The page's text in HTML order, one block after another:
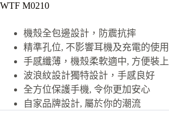
WTF M0210
機殼全包邊設計，防震抗摔
精準孔位, 不影響耳機及充電的使用
手感纖薄，機殼柔軟適中, 方便裝上
波浪紋設計獨特設計，手感良好
全方位保護手機, 令你更加安心
自家品牌設計, 屬於你的潮流